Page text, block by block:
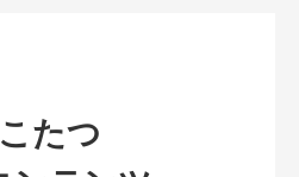
たつ